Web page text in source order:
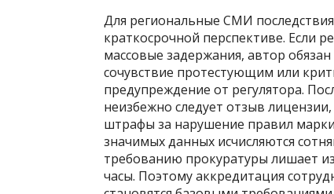
Для региональные СМИ
краткосрочной перспективе. Если
массовые задержания, автор
сочувствие протестующим или
предупреждение от регулятора.
неизбежно следует отзыв
штрафы за нарушение правил
значимых данных исчисляются
требованию прокуратуры лишает
часы. Поэтому аккредитация